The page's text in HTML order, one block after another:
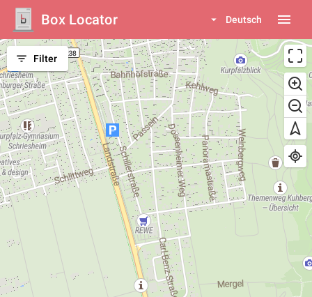
Box Locator arrow_drop_down Deutsch menu
filter_list Filter